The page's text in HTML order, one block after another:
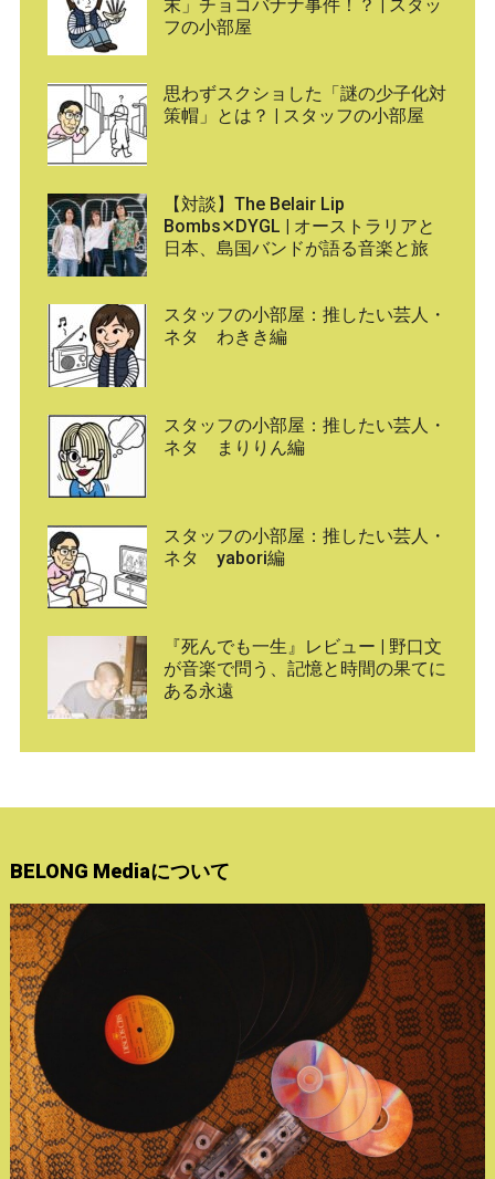
末」チョコバナナ事件！？ | スタッ
フの小部屋
思わずスクショした「謎の少子化対
策帽」とは？ | スタッフの小部屋
【対談】The Belair Lip
Bombs✕DYGL | オーストラリアと
日本、島国バンドが語る音楽と旅
スタッフの小部屋：推したい芸人・
ネタ わきき編
スタッフの小部屋：推したい芸人・
ネタ まりりん編
スタッフの小部屋：推したい芸人・
ネタ yabori編
『死んでも一生』レビュー | 野口文
が音楽で問う、記憶と時間の果てに
ある永遠
BELONG Mediaについて